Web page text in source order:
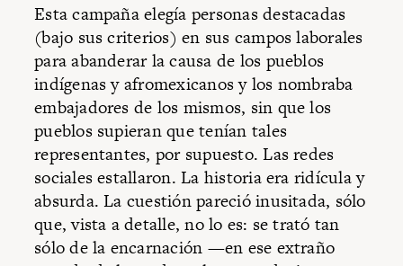
Esta campaña elegía personas destacadas
(bajo sus criterios) en sus campos laborales
para abanderar la causa de los pueblos
indígenas y afromexicanos y los nombraba
embajadores de los mismos, sin que los
pueblos supieran que tenían tales
representantes, por supuesto. Las redes
sociales estallaron. La historia era ridícula y
absurda. La cuestión pareció inusitada, sólo
que, vista a detalle, no lo es: se trató tan
sólo de la encarnación —en ese extraño